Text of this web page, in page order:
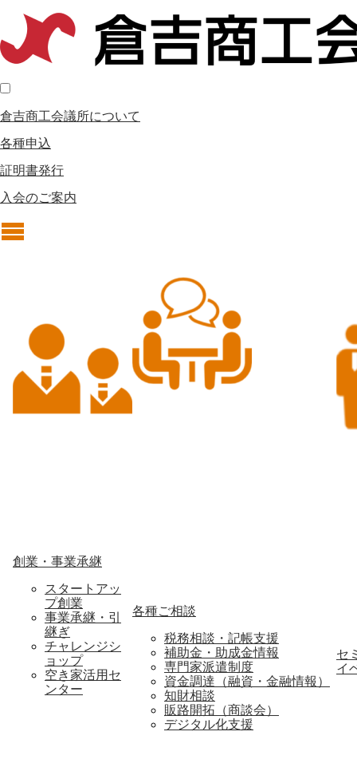
倉吉商工会議所について
各種申込
証明書発行
入会のご案内
創業・事業承継
スタートアッ
プ創業
事業承継・引
継ぎ
チャレンジシ
ョップ
空き家活用セ
ンター
各種ご相談
税務相談・記帳支援
補助金・助成金情報
専門家派遣制度
資金調達（融資・金融情報）
知財相談
販路開拓（商談会）
デジタル化支援
セ
イ